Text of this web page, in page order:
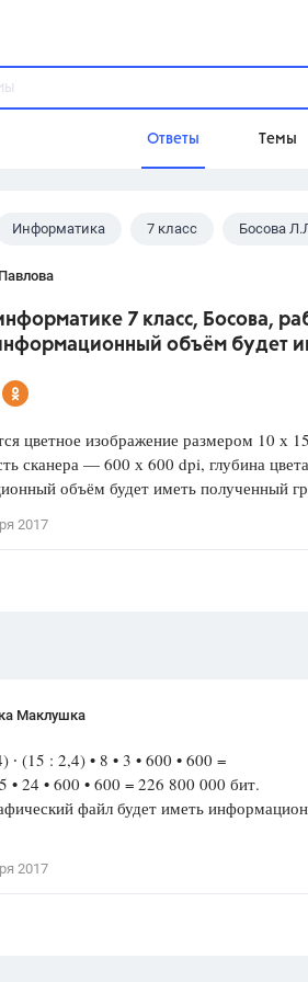
Ответы Темы
Школа
Информатика 7 класс Босова
7 класс, Босова,
объём будет
цветное изображение размером 10 х
сканера — 600 х 600 dpi, глубина
объём будет иметь полученный
2017
Маклушка
∙ (15 : 2,4) • 8 • 3 • 600 • 600 =
• 24 • 600 • 600 = 226 800 000 бит.
файл будет иметь
2017